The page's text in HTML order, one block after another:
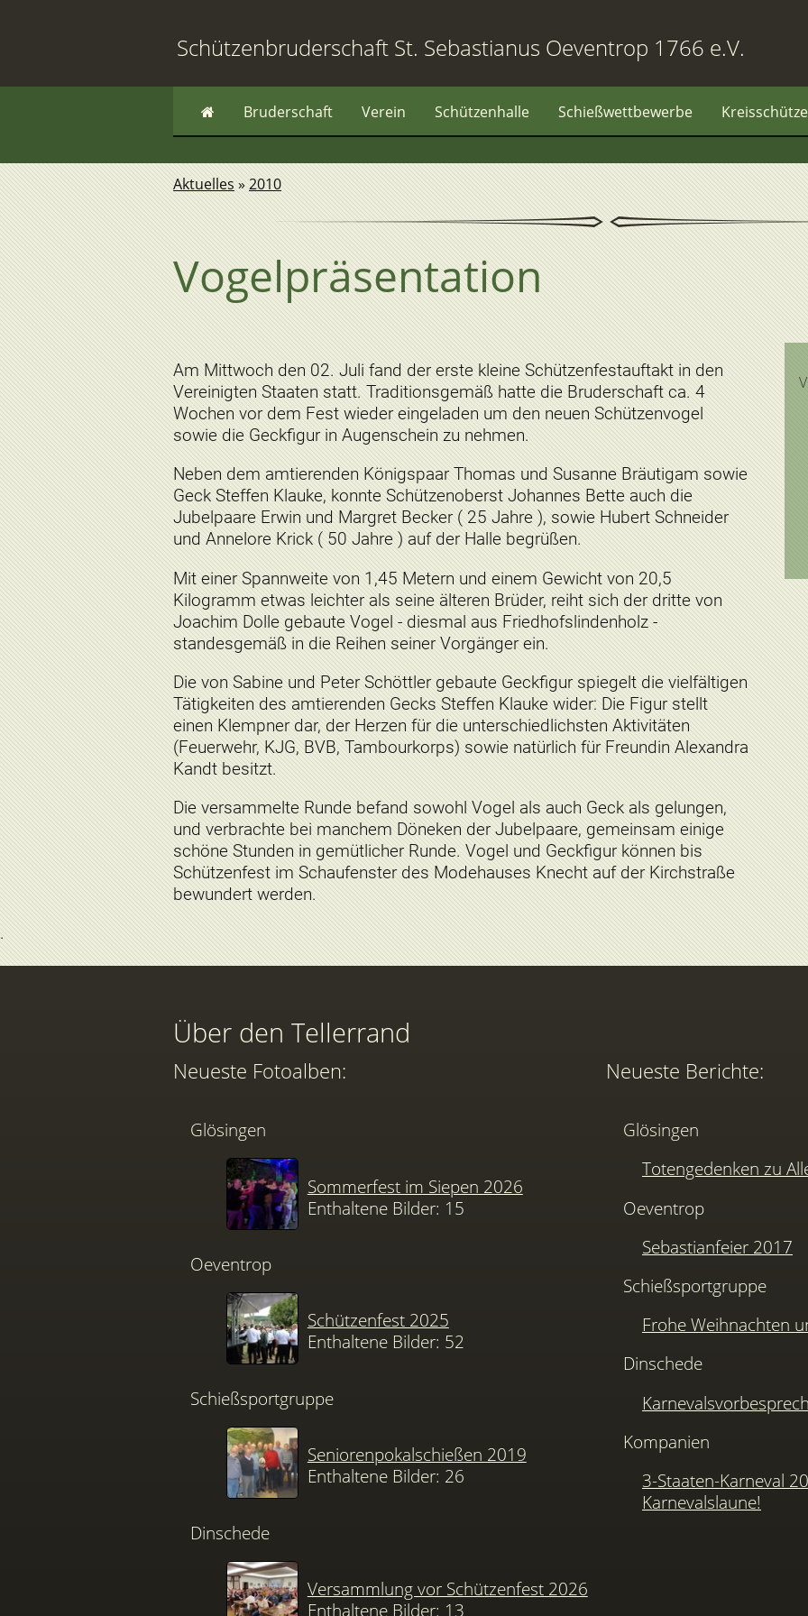
Schützenbruderschaft St. Sebastianus Oeventrop 1766 e.V.
Bruderschaft Verein Schützenhalle Schießwettbewerbe
Aktuelles »2010
Vogelpräsentation
Am Mittwoch den 02. Juli fand der erste kleine Schützenfestauftakt in den
Vereinigten Staaten statt. Traditionsgemäß hatte die Bruderschaft ca. 4
Wochen vor dem Fest wieder eingeladen um den neuen Schützenvogel
sowie die Geckfigur in Augenschein zu nehmen.
Neben dem amtierenden Königspaar Thomas und Susanne Bräutigam sowie
Geck Steffen Klauke, konnte Schützenoberst Johannes Bette auch die
Jubelpaare Erwin und Margret Becker ( 25 Jahre ), sowie Hubert Schneider
und Annelore Krick ( 50 Jahre ) auf der Halle begrüßen.
Mit einer Spannweite von 1,45 Metern und einem Gewicht von 20,5
Kilogramm etwas leichter als seine älteren Brüder, reiht sich der dritte von
Joachim Dolle gebaute Vogel - diesmal aus Friedhofslindenholz -
standesgemäß in die Reihen seiner Vorgänger ein.
Die von Sabine und Peter Schöttler gebaute Geckfigur spiegelt die vielfältigen
Tätigkeiten des amtierenden Gecks Steffen Klauke wider: Die Figur stellt
einen Klempner dar, der Herzen für die unterschiedlichsten Aktivitäten
(Feuerwehr, KJG, BVB, Tambourkorps) sowie natürlich für Freundin Alexandra
Kandt besitzt.
Die versammelte Runde befand sowohl Vogel als auch Geck als gelungen,
und verbrachte bei manchem Döneken der Jubelpaare, gemeinsam einige
schöne Stunden in gemütlicher Runde. Vogel und Geckfigur können bis
Schützenfest im Schaufenster des Modehauses Knecht auf der Kirchstraße
bewundert werden.
Über den Tellerrand
Neueste Fotoalben:
Glösingen
Sommerfest im Siepen 2026
Enthaltene Bilder: 15
Oeventrop
Schützenfest 2025
Enthaltene Bilder: 52
Schießsportgruppe
Seniorenpokalschießen 2019
Enthaltene Bilder: 26
Dinschede
Versammlung vor Schützenfest 2026
Enthaltene Bilder: 13
Neueste Berichte:
Glösingen
Totengedenken zu
Oeventrop
Sebastianfeier 2017
Schießsportgruppe
Frohe Weihnachten
Dinschede
Kompanien
3-Staaten-Karneval
Karnevalslaune!